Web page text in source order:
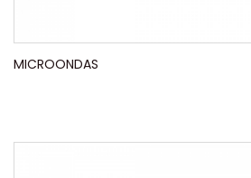
MICROONDAS